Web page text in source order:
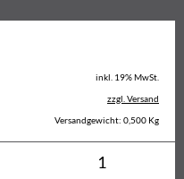
inkl. 19% MwSt.
zzgl. Versand
Versandgewicht: 0,500 Kg